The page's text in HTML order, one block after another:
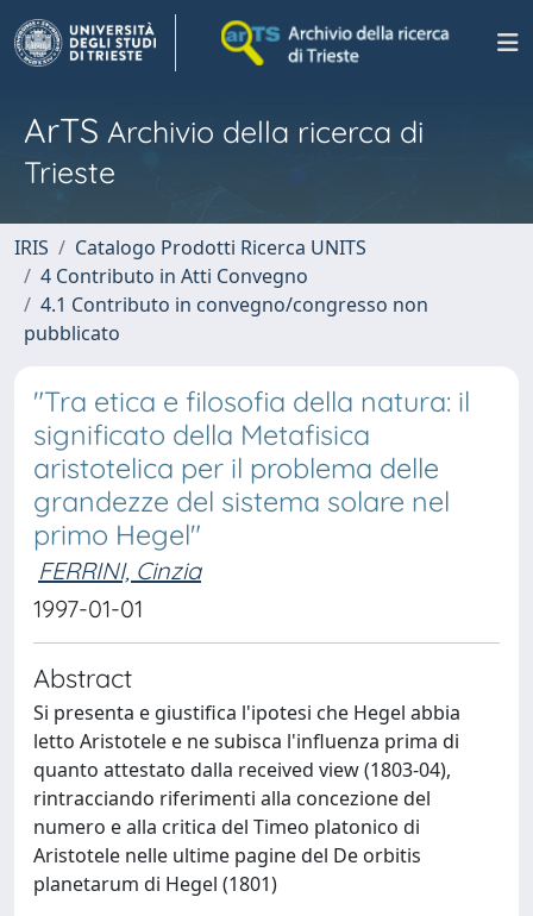
ArTS Archivio della ricerca di
Trieste
IRIS
Catalogo Prodotti Ricerca UNITS
4 Contributo in Atti Convegno
4.1 Contributo in convegno/congresso non
pubblicato
"Tra etica e filosofia della natura: il
significato della Metafisica
aristotelica per il problema delle
grandezze del sistema solare nel
primo Hegel"
FERRINI, Cinzia
1997-01-01
Abstract
Si presenta e giustifica l'ipotesi che Hegel abbia
letto Aristotele e ne subisca l'influenza prima di
quanto attestato dalla received view (1803-04),
rintracciando riferimenti alla concezione del
numero e alla critica del Timeo platonico di
Aristotele nelle ultime pagine del De orbitis
planetarum di Hegel (1801)